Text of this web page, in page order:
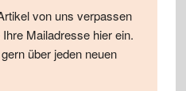
von uns verpassen
Mailadresse hier ein.
über jeden neuen